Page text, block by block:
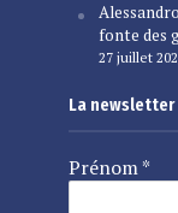
fonte des
27 juillet
La
Prénom*